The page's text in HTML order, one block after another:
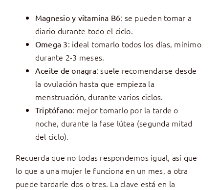
Magnesio y vitamina B6: se pueden tomar a
diario durante todo el ciclo.
Omega 3: ideal tomarlo todos los días, mínimo
durante 2-3 meses.
Aceite de onagra: suele recomendarse desde
la ovulación hasta que empieza la
menstruación, durante varios ciclos.
Triptófano: mejor tomarlo por la tarde o
noche, durante la fase lútea (segunda mitad
del ciclo).
Recuerda que no todas respondemos igual, así que
lo que a una mujer le funciona en un mes, a otra
puede tardarle dos o tres. La clave está en la